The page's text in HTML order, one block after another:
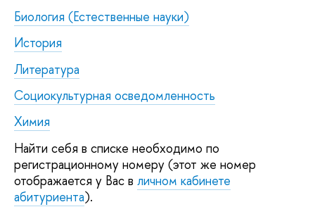
Биология (Естественные науки)
История
Литература
Социокультурная осведомленность
Химия
Найти себя в списке необходимо по
регистрационному номеру (этот же номер
отображается у Вас в личном кабинете
абитуриента).